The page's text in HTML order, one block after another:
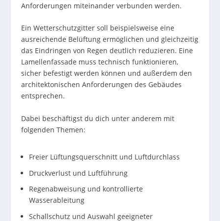
Anforderungen miteinander verbunden werden.
Ein Wetterschutzgitter soll beispielsweise eine
ausreichende Belüftung ermöglichen und gleichzeitig
das Eindringen von Regen deutlich reduzieren. Eine
Lamellenfassade muss technisch funktionieren,
sicher befestigt werden können und außerdem den
architektonischen Anforderungen des Gebäudes
entsprechen.
Dabei beschäftigst du dich unter anderem mit
folgenden Themen:
Freier Lüftungsquerschnitt und Luftdurchlass
Druckverlust und Luftführung
Regenabweisung und kontrollierte
Wasserableitung
Schallschutz und Auswahl geeigneter